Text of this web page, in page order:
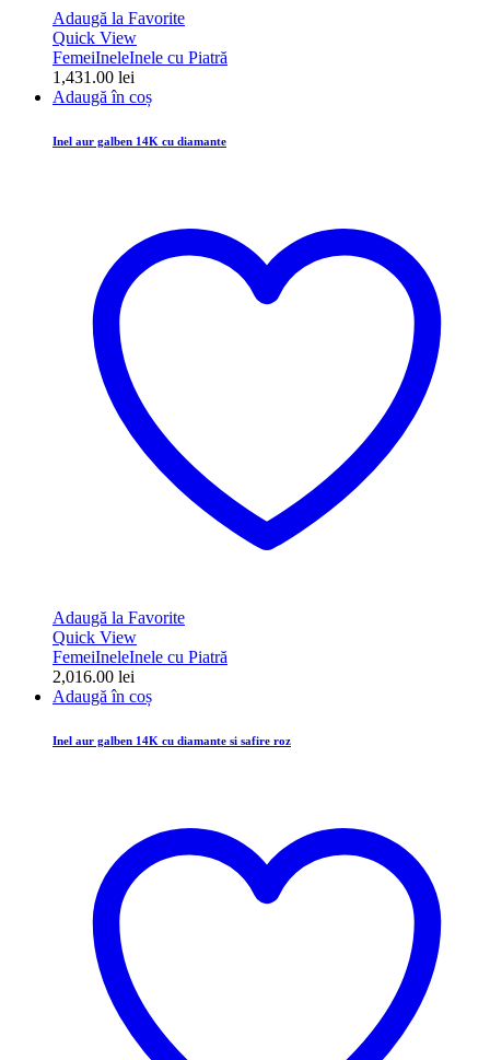
Adaugă la Favorite
Quick View
FemeiIneleInele cu Piatră
1,431.00 lei
Adaugă în coș
Inel aur galben 14K cu diamante
Adaugă la Favorite
Quick View
FemeiIneleInele cu Piatră
2,016.00 lei
Adaugă în coș
Inel aur galben 14K cu diamante si safire roz